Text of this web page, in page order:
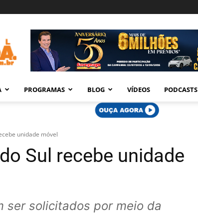
PROGRAMAS BLOG VÍDEOS PODCASTS
unidade móvel
Sul recebe unidade
ser solicitados por meio da